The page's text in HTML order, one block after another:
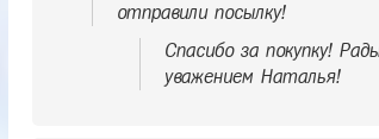
отправили посылку!
Спасибо за покупку!
уважением Наталья!